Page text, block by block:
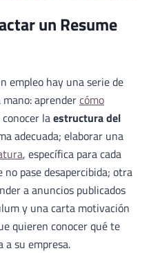
un Resume
empleo hay una serie de
aprendercómo
laestructura del
adecuada; elaborar una
, específica para cada
pase desapercibida; otra
a anuncios publicados
y una carta motivación
quieren conocer qué te
su empresa.